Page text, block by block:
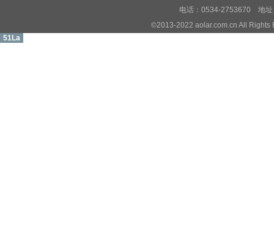
电话：0534-2753670 地址
©2013-2022 aolar.com.cn All Rights
51La